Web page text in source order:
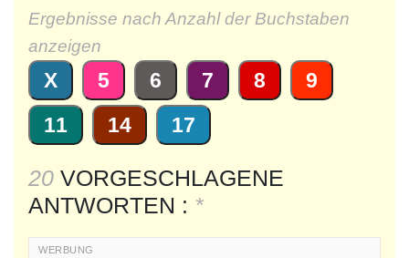
Ergebnisse nach Anzahl der Buchstaben
anzeigen
X 5 6 7 8
9
11
14 17
20 VORGESCHLAGENE
ANTWORTEN : *